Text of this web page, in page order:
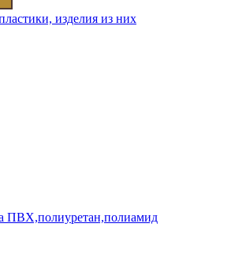
изделия из них
ПВХ,полиуретан,полиамид